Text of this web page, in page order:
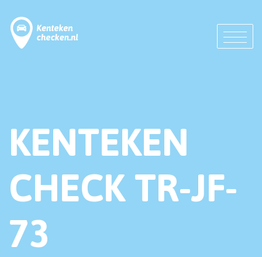
KENTEKEN
CHECK TR-JF-
73